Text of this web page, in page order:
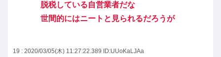
脱税している自営業者だな
世間的にはニートと見られるだろうが
19 : 2020/03/05(木) 11:27:22.389 ID:UUoKaLJAa